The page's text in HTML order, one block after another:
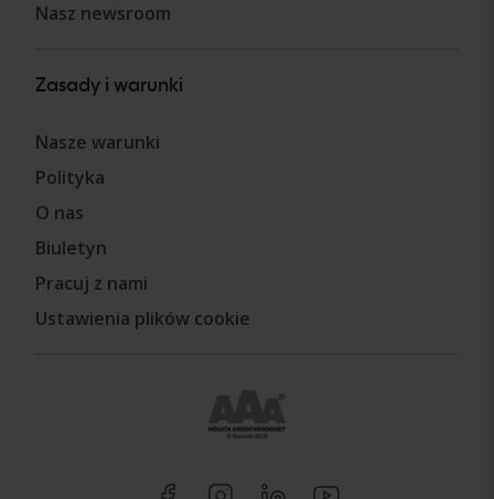
Nasz newsroom
Zasady i warunki
Nasze warunki
Polityka
O nas
Biuletyn
Pracuj z nami
Ustawienia plików cookie